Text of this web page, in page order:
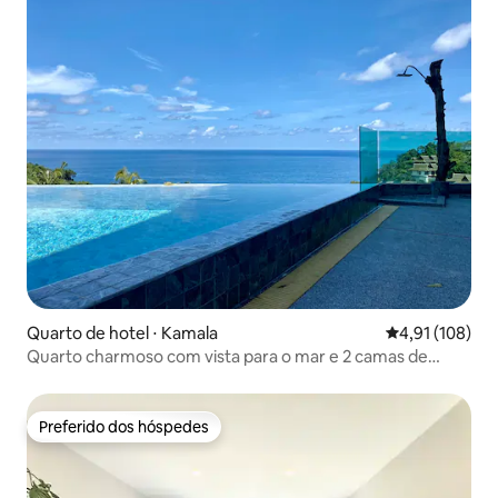
Quarto de hotel ⋅ Kamala 4,91 de uma
4,91 (108)
Quarto charmoso com vista para o mar e 2 camas de
Preferido dos hóspedes
Preferido dos hóspedes